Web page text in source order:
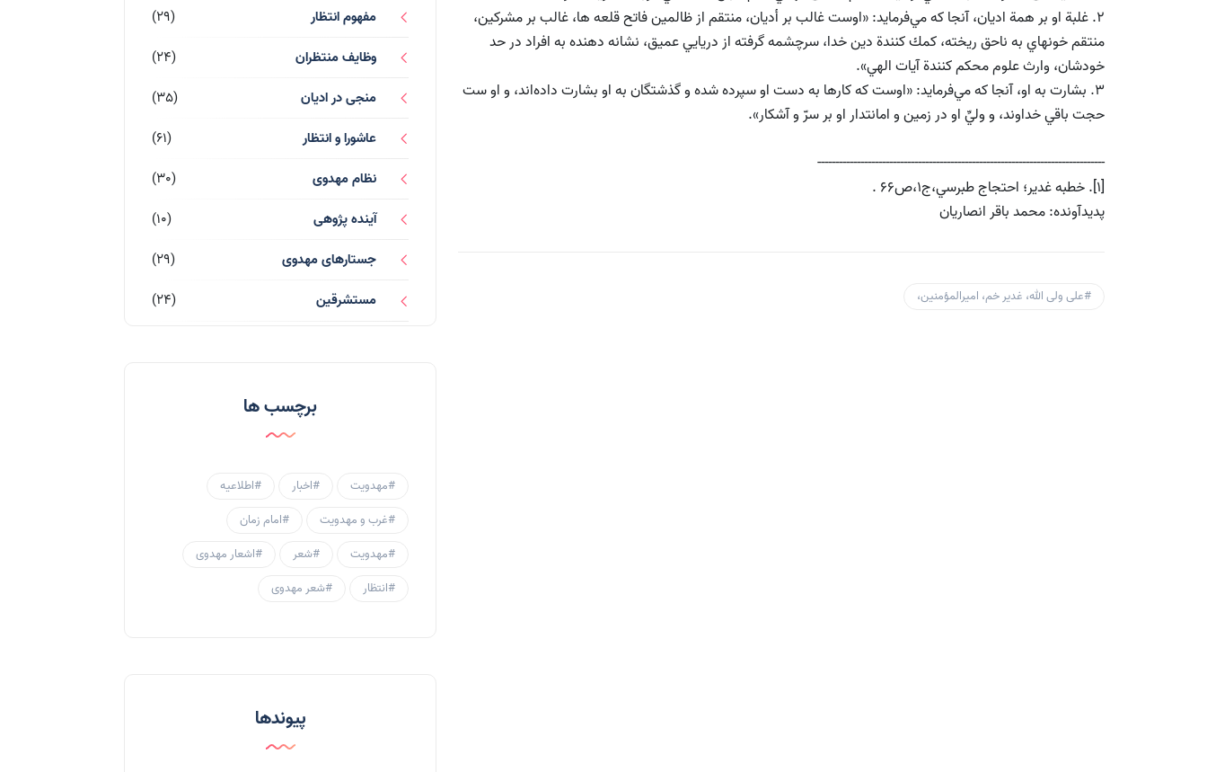
2. غلبة او بر همة اديان، آنجا كه مي‌فرمايد: «اوست غالب بر أديان، منتقم از ظالمين فاتح قلعه ها، غالب بر مشركين،
منتقم خونهاي به ناحق ريخته، كمك كنندة دين خدا، سرچشمه گرفته از دريايي عميق، نشانه دهنده به افراد در حد
خودشان، وارث علوم محكم كنندة آيات الهي».
3. بشارت به او، آنجا كه مي‌فرمايد: «اوست كه كارها به دست او سپرده شده و گذشتگان به او بشارت داده‌اند، و او ست
حجت باقي خداوند، و وليِّ او در زمين و امانتدار او بر سرّ و آشكار».
--------------------------------------------------------------------------------
[1]. خطبه غدير؛ احتجاج طبرسي،ج1،ص66 .
پدیدآونده: محمد باقر انصاريان
#علی ولی الله، غدیر خم، امیرالمؤمنین،
مفهوم انتظار
(29)
وظایف منتظران
(24)
منجی در ادیان
(35)
عاشورا و انتظار
(61)
نظام مهدوی
(30)
آینده پژوهی
(10)
جستارهای مهدوی
(29)
مستشرقین
(24)
احادیث مهدوی
زنان و مهدویت
برچسب ها
#مهدویت #اخبار
#اطلاعیه
#غرب و مهدویت
#امام زمان
#مهدویت
#شعر
#اشعار مهدوی
#انتظار
#شعر مهدوی
پیوندها